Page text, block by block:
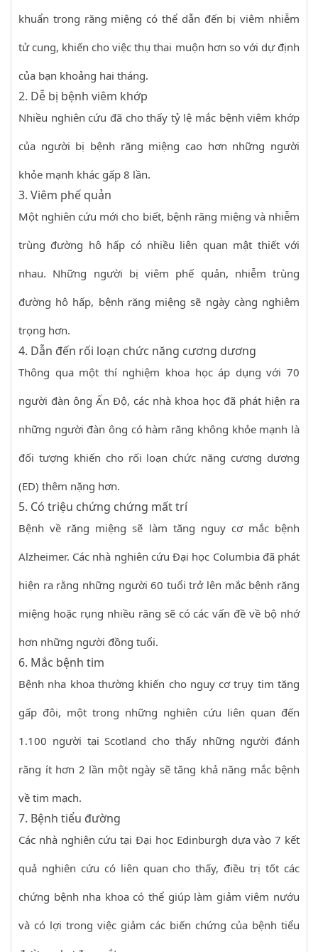
khuẩn trong răng miệng có thể dẫn đến bị viêm nhiễm
tử cung, khiến cho việc thụ thai muộn hơn so với dự định
của bạn khoảng hai tháng.
2. Dễ bị bệnh viêm khớp
Nhiều nghiên cứu đã cho thấy tỷ lệ mắc bệnh viêm khớp
của người bị bệnh răng miệng cao hơn những người
khỏe mạnh khác gấp 8 lần.
3. Viêm phế quản
Một nghiên cứu mới cho biết, bệnh răng miệng và nhiễm
trùng đường hô hấp có nhiều liên quan mật thiết với
nhau. Những người bị viêm phế quản, nhiễm trùng
đường hô hấp, bệnh răng miệng sẽ ngày càng nghiêm
trọng hơn.
4. Dẫn đến rối loạn chức năng cương dương
Thông qua một thí nghiệm khoa học áp dụng với 70
người đàn ông Ấn Độ, các nhà khoa học đã phát hiện ra
những người đàn ông có hàm răng không khỏe mạnh là
đối tượng khiến cho rối loạn chức năng cương dương
(ED) thêm nặng hơn.
5. Có triệu chứng chứng mất trí
Bệnh về răng miệng sẽ làm tăng nguy cơ mắc bệnh
Alzheimer. Các nhà nghiên cứu Đại học Columbia đã phát
hiện ra rằng những người 60 tuổi trở lên mắc bệnh răng
miệng hoặc rụng nhiều răng sẽ có các vấn đề về bộ nhớ
hơn những người đồng tuổi.
6. Mắc bệnh tim
Bệnh nha khoa thường khiến cho nguy cơ trụy tim tăng
gấp đôi, một trong những nghiên cứu liên quan đến
1.100 người tại Scotland cho thấy những người đánh
răng ít hơn 2 lần một ngày sẽ tăng khả năng mắc bệnh
về tim mạch.
7. Bệnh tiểu đường
Các nhà nghiên cứu tại Đại học Edinburgh dựa vào 7 kết
quả nghiên cứu có liên quan cho thấy, điều trị tốt các
chứng bệnh nha khoa có thể giúp làm giảm viêm nướu
và có lợi trong việc giảm các biến chứng của bệnh tiểu